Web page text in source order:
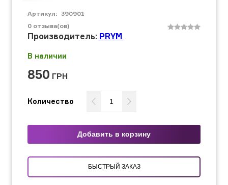
Артикул: 390901
0 отзыва(ов)
Производитель: PRYM
В наличии
850 ГРН
Количество
Добавить в корзину
БЫСТРЫЙ ЗАКАЗ